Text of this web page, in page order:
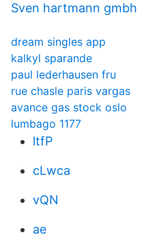
Sven hartmann gmbh
dream singles app
kalkyl sparande
paul lederhausen fru
rue chasle paris vargas
avance gas stock oslo
lumbago 1177
ltfP
cLwca
vQN
ae